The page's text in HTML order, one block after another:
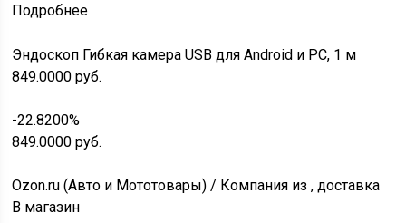
Подробнее
Эндоскоп Гибкая камера USB для Android и PC, 1 м
849.0000руб.
-22.8200%
849.0000руб.
Ozon.ru (Авто и Мототовары) / Компания из , доставка
В магазин